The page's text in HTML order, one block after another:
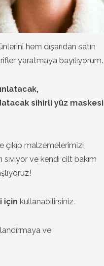
hem dışarıdan satın
yaratmaya bayılıyorum.
sihirli yüz maskesi
çıkıp malzemelerimizi
sıvıyor ve kendi cilt bakım
için kullanabilirsiniz.
ve